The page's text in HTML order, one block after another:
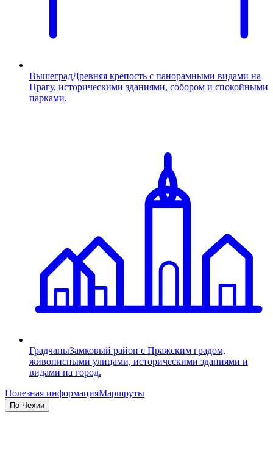
ВышеградДревняя крепость с панорамными видами на
Прагу, историческими зданиями, собором и спокойными
парками.
ГрадчаныЗамковый район с Пражским градом,
живописными улицами, историческими зданиями и
видами на город.
Полезная информацияМаршруты
По Чехии